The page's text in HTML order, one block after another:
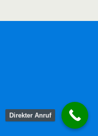
Direkter Anruf